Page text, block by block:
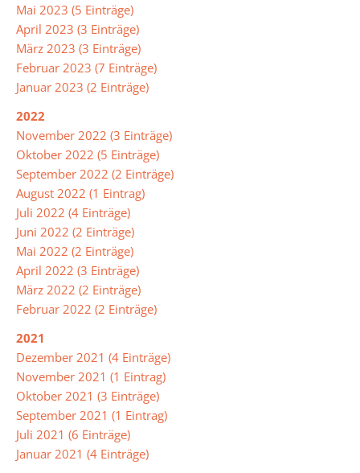
Mai 2023 (5 Einträge)
April 2023 (3 Einträge)
März 2023 (3 Einträge)
Februar 2023 (7 Einträge)
Januar 2023 (2 Einträge)
2022
November 2022 (3 Einträge)
Oktober 2022 (5 Einträge)
September 2022 (2 Einträge)
August 2022 (1 Eintrag)
Juli 2022 (4 Einträge)
Juni 2022 (2 Einträge)
Mai 2022 (2 Einträge)
April 2022 (3 Einträge)
März 2022 (2 Einträge)
Februar 2022 (2 Einträge)
2021
Dezember 2021 (4 Einträge)
November 2021 (1 Eintrag)
Oktober 2021 (3 Einträge)
September 2021 (1 Eintrag)
Juli 2021 (6 Einträge)
Januar 2021 (4 Einträge)